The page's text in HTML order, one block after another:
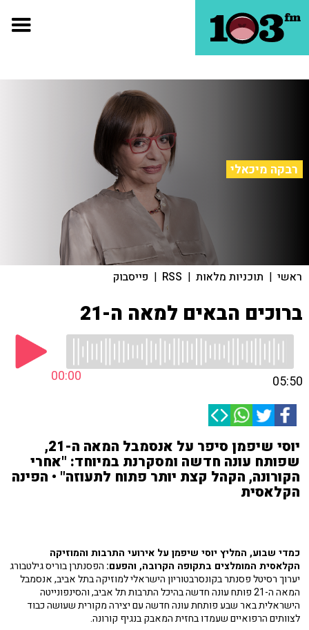
רבקה מיכאלי
ראשי | תוכניות מלאות |
RSS
| פייסבוק
ברוכים הבאים למאה ה-21
00:00 05:50
יוסי שיפמן סיפר על אנסמבל המאה ה-21,
שפותח עונה חדשה ומסקרנת במיוחד: "אחרי
הקורונה, הקהל קצת יותר פתוח לתעוזה" • הפינה
הקלאסית
כמדי שבוע, המליץ יוסי שיפמן על אירועי התרבות והמוזיקה
הקלאסית המומלצים בתקופה הקרובה, והפעם: הפסנתרן בוריס גילטבורג
יערוך רסיטל פסנתר בקונסרבטוריון הישראלי למוזיקה בתל אביב, אנסמבל
המאה ה-21 פותח עונה חדשה בהיכל התרבות תל אביב, והסינפונייטה
הישראלית באר שבע פותחת עונה חדשה עם יצירה מקורית שעושה כבוד
לצוותים הרפואיים שעמדו בחזית המאבק בנגיף קורונה.